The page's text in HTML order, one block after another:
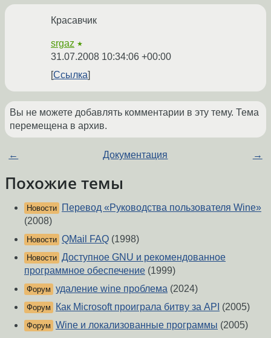
Красавчик
srgaz ★
31.07.2008 10:34:06 +00:00
Ссылка
Вы не можете добавлять комментарии в эту тему. Тема
перемещена в архив.
← Документация →
Похожие темы
Новости
Перевод «Руководства пользователя Wine»
(2008)
Новости QMail FAQ (1998)
Новости Доступное GNU и рекомендованное
программное обеспечение (1999)
Форум удаление wine проблема (2024)
Форум Как Microsoft проиграла битву за API (2005)
Форум Wine и локализованные программы (2005)